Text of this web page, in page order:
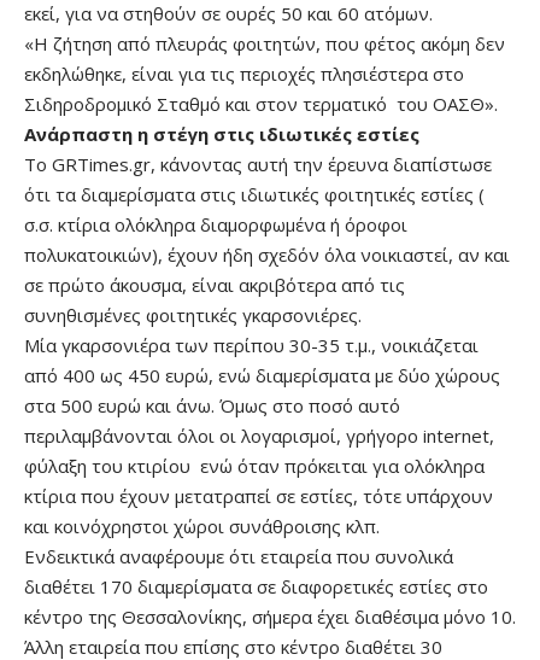
εκεί, για να στηθούν σε ουρές 50 και 60 ατόμων.
«Η ζήτηση από πλευράς φοιτητών, που φέτος ακόμη δεν
εκδηλώθηκε, είναι για τις περιοχές πλησιέστερα στο
Σιδηροδρομικό Σταθμό και στον τερματικό του ΟΑΣΘ».
Ανάρπαστη η στέγη στις ιδιωτικές εστίες
Το GRTimes.gr, κάνοντας αυτή την έρευνα διαπίστωσε
ότι τα διαμερίσματα στις ιδιωτικές φοιτητικές εστίες (
σ.σ. κτίρια ολόκληρα διαμορφωμένα ή όροφοι
πολυκατοικιών), έχουν ήδη σχεδόν όλα νοικιαστεί, αν και
σε πρώτο άκουσμα, είναι ακριβότερα από τις
συνηθισμένες φοιτητικές γκαρσονιέρες.
Μία γκαρσονιέρα των περίπου 30-35 τ.μ., νοικιάζεται
από 400 ως 450 ευρώ, ενώ διαμερίσματα με δύο χώρους
στα 500 ευρώ και άνω. Όμως στο ποσό αυτό
περιλαμβάνονται όλοι οι λογαρισμοί, γρήγορο internet,
φύλαξη του κτιρίου ενώ όταν πρόκειται για ολόκληρα
κτίρια που έχουν μετατραπεί σε εστίες, τότε υπάρχουν
και κοινόχρηστοι χώροι συνάθροισης κλπ.
Ενδεικτικά αναφέρουμε ότι εταιρεία που συνολικά
διαθέτει 170 διαμερίσματα σε διαφορετικές εστίες στο
κέντρο της Θεσσαλονίκης, σήμερα έχει διαθέσιμα μόνο 10.
Άλλη εταιρεία που επίσης στο κέντρο διαθέτει 30